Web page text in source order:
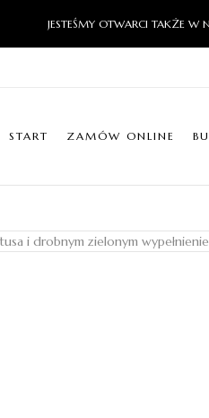
JESTEŚMY OTWARCI TAKŻE
START ZAMÓW ONLINE